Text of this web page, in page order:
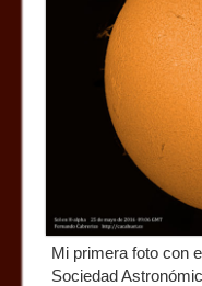
Mi primera foto con
Sociedad